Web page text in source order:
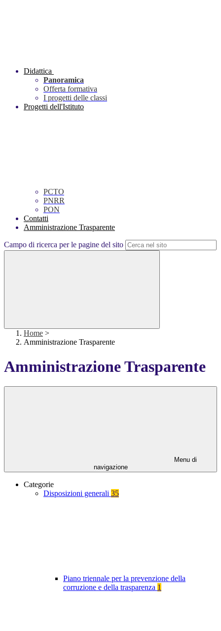
Didattica
Panoramica
Offerta formativa
I progetti delle classi
Progetti dell'Istituto
PCTO
PNRR
PON
Contatti
Amministrazione Trasparente
Campo di ricerca per le pagine del sito
Home >
Amministrazione Trasparente
Amministrazione Trasparente
Menu di
navigazione
Categorie
Disposizioni generali 35
Piano triennale per la prevenzione della
corruzione e della trasparenza 1